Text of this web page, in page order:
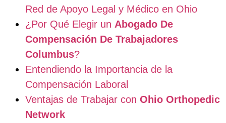
Red de Apoyo Legal y Médico en Ohio
¿Por Qué Elegir un Abogado De
Compensación De Trabajadores
Columbus?
Entendiendo la Importancia de la
Compensación Laboral
Ventajas de Trabajar con Ohio Orthopedic
Network